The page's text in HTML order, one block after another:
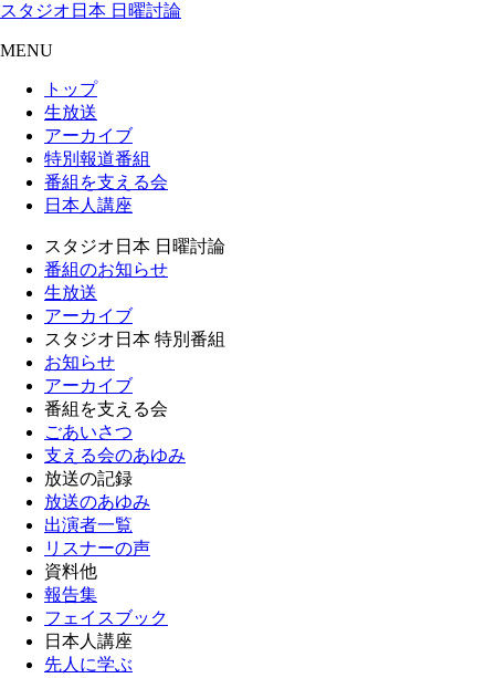
スタジオ日本 日曜討論
MENU
トップ
生放送
アーカイブ
特別報道番組
番組を支える会
日本人講座
スタジオ日本 日曜討論
番組のお知らせ
生放送
アーカイブ
スタジオ日本 特別番組
お知らせ
アーカイブ
番組を支える会
ごあいさつ
支える会のあゆみ
放送の記録
放送のあゆみ
出演者一覧
リスナーの声
資料他
報告集
フェイスブック
日本人講座
先人に学ぶ